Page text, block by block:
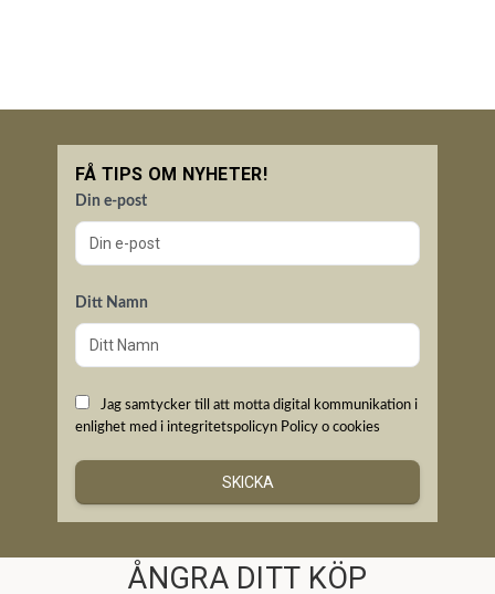
FÅ TIPS OM NYHETER!
Din e-post
Ditt Namn
Jag samtycker till att motta digital kommunikation i
enlighet med i integritetspolicyn Policy o cookies
SKICKA
ÅNGRA DITT KÖP